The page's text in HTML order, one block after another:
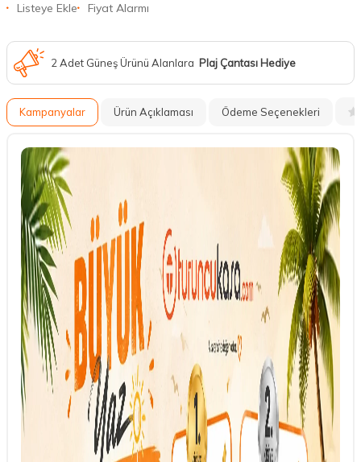
Listeye Ekle Fiyat Alarmı
2 Adet Güneş Ürünü Alanlara Plaj Çantası Hediye
Kampanyalar Ürün Açıklaması Ödeme Seçenekleri